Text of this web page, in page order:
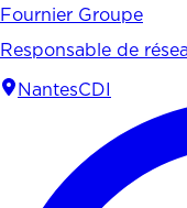
Fournier Groupe
Responsable de
NantesCDI